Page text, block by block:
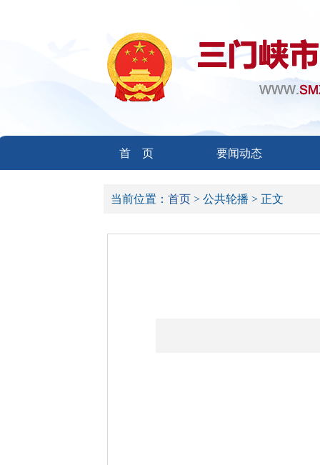
首 页 要闻动态
当前位置： 首页 > 公共轮播 > 正文